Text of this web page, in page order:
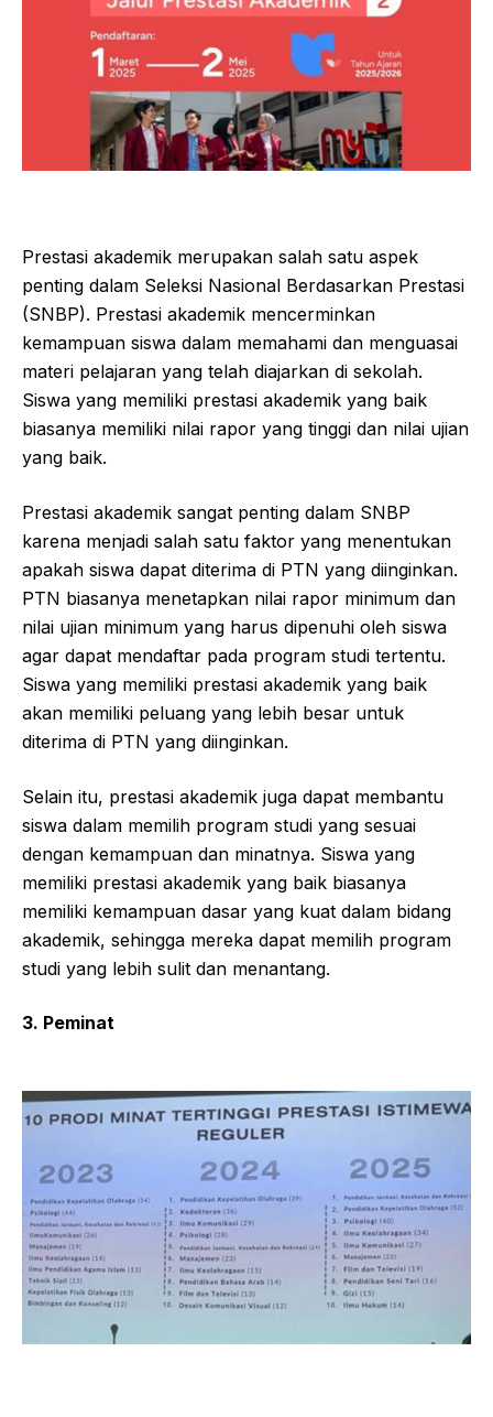
Prestasi akademik merupakan salah satu aspek
penting dalam Seleksi Nasional Berdasarkan Prestasi
(SNBP). Prestasi akademik mencerminkan
kemampuan siswa dalam memahami dan menguasai
materi pelajaran yang telah diajarkan di sekolah.
Siswa yang memiliki prestasi akademik yang baik
biasanya memiliki nilai rapor yang tinggi dan nilai ujian
yang baik.
Prestasi akademik sangat penting dalam SNBP
karena menjadi salah satu faktor yang menentukan
apakah siswa dapat diterima di PTN yang diinginkan.
PTN biasanya menetapkan nilai rapor minimum dan
nilai ujian minimum yang harus dipenuhi oleh siswa
agar dapat mendaftar pada program studi tertentu.
Siswa yang memiliki prestasi akademik yang baik
akan memiliki peluang yang lebih besar untuk
diterima di PTN yang diinginkan.
Selain itu, prestasi akademik juga dapat membantu
siswa dalam memilih program studi yang sesuai
dengan kemampuan dan minatnya. Siswa yang
memiliki prestasi akademik yang baik biasanya
memiliki kemampuan dasar yang kuat dalam bidang
akademik, sehingga mereka dapat memilih program
studi yang lebih sulit dan menantang.
3. Peminat